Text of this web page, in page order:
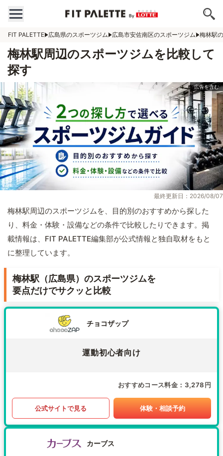
FIT PALETTE 広島県のスポーツジム 広島市安佐南区のスポーツジム 梅林駅
梅林駅周辺のスポーツジムを比較して
探す
最終更新日：2026/08/07
梅林駅周辺のスポーツジムを、目的別のおすすめから探した
り、料金・体験・設備などの条件で比較したりできます。掲
載情報は、FIT PALETTE編集部が公式情報と独自取材をもと
に整理しています。
梅林駅（広島県）のスポーツジムを
要点だけでサクッと比較
チョコザップ
運動初心者向け
おすすめコース料金 3,278円
公式サイトで見る 体験・相談予約
カーブス